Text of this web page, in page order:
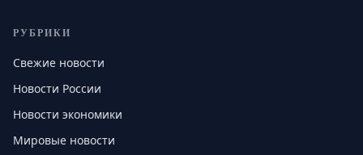
РУБРИКИ
Свежие новости
Новости России
Новости экономики
Мировые новости